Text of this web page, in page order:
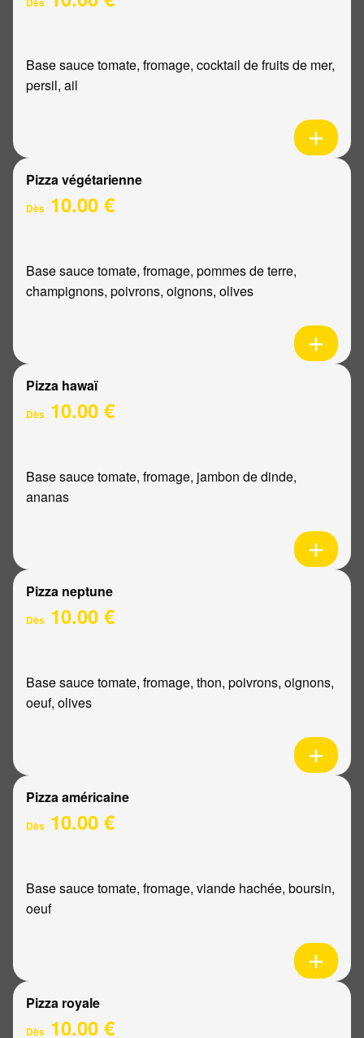
Base sauce tomate, fromage, cocktail de fruits de mer,
persil, ail
Pizza végétarienne
Dès 10.00 €
Base sauce tomate, fromage, pommes de terre,
champignons, poivrons, oignons, olives
Pizza hawaï
Dès 10.00 €
Base sauce tomate, fromage, jambon de dinde,
ananas
Pizza neptune
Dès 10.00 €
Base sauce tomate, fromage, thon, poivrons, oignons,
oeuf, olives
Pizza américaine
Dès 10.00 €
Base sauce tomate, fromage, viande hachée, boursin,
oeuf
Pizza royale
Dès 10.00 €